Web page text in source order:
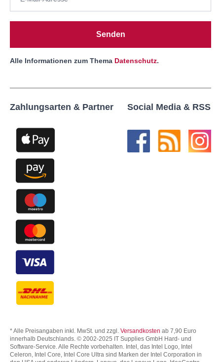
Senden
Alle Informationen zum Thema Datenschutz.
Zahlungsarten & Partner Social Media & RSS
* Alle Preisangaben inkl. MwSt. und zzgl. Versandkosten ab 7,90 Euro
innerhalb Deutschlands. © 2002-2025 IT Supplies GmbH Hard- und
Software-Service. Alle Rechte vorbehalten. Intel, das Intel Logo, Intel
Celeron, Intel Core, Intel Core Ultra sind Marken der Intel Corporation in